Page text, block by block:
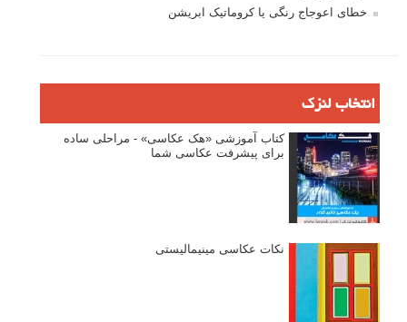
خطای اعوجاج رنگی یا کروماتیک ابریشن
انتخاب لنزک
کتاب آموزشی «هک عکاسی» - مراحلی ساده
برای پیشرفت عکاسی شما
نکات عکاسی مینیمالیستی